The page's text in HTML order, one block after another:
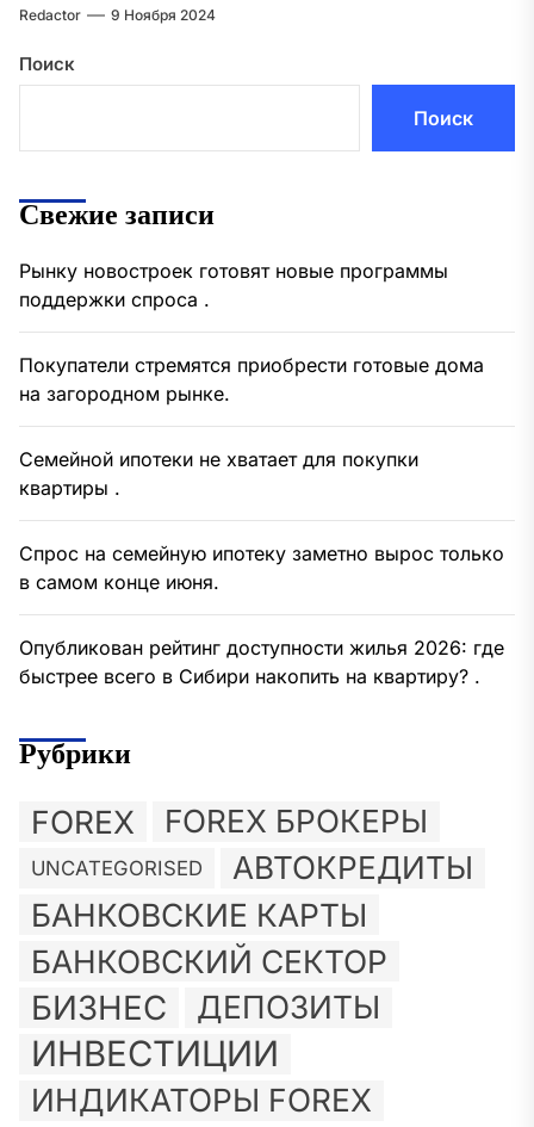
Redactor 9 Ноября 2024
Поиск
Поиск
Свежие записи
Рынку новостроек готовят новые программы
поддержки спроса .
Покупатели стремятся приобрести готовые дома
на загородном рынке.
Семейной ипотеки не хватает для покупки
квартиры .
Спрос на семейную ипотеку заметно вырос только
в самом конце июня.
Опубликован рейтинг доступности жилья 2026: где
быстрее всего в Сибири накопить на квартиру? .
Рубрики
FOREX FOREX БРОКЕРЫ
UNCATEGORISED АВТОКРЕДИТЫ
БАНКОВСКИЕ КАРТЫ
БАНКОВСКИЙ СЕКТОР
БИЗНЕС ДЕПОЗИТЫ
ИНВЕСТИЦИИ
ИНДИКАТОРЫ FOREX